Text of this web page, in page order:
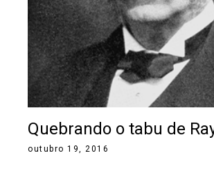
Quebrando o tabu de
outubro 19, 2016